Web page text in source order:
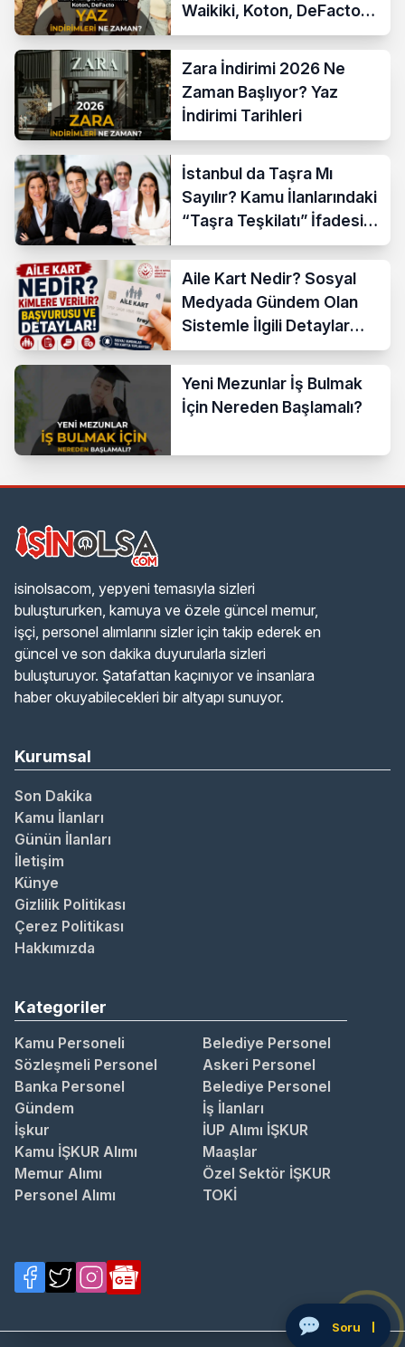
Waikiki, Koton, DeFacto
İndirim Tarihleri
Zara İndirimi 2026 Ne
Zaman Başlıyor? Yaz
İndirimi Tarihleri
İstanbul da Taşra Mı
Sayılır? Kamu İlanlarındaki
“Taşra Teşkilatı” İfadesi
Açıklandı
Aile Kart Nedir? Sosyal
Medyada Gündem Olan
Sistemle İlgili Detaylar
Araştırılıyor
Yeni Mezunlar İş Bulmak
İçin Nereden Başlamalı?
isinolsacom, yepyeni temasıyla sizleri
buluştururken, kamuya ve özele güncel memur,
işçi, personel alımlarını sizler için takip ederek en
güncel ve son dakika duyurularla sizleri
buluşturuyor. Şatafattan kaçınıyor ve insanlara
haber okuyabilecekleri bir altyapı sunuyor.
Kurumsal
Son Dakika
Kamu İlanları
Günün İlanları
İletişim
Künye
Gizlilik Politikası
Çerez Politikası
Hakkımızda
Kategoriler
Kamu Personeli
Belediye Personel
Sözleşmeli Personel
Askeri Personel
Banka Personel
Belediye Personel
Gündem
İş İlanları
İşkur
İUP Alımı İŞKUR
Kamu İŞKUR Alımı
Maaşlar
Memur Alımı
Özel Sektör İŞKUR
Personel Alımı
TOKİ